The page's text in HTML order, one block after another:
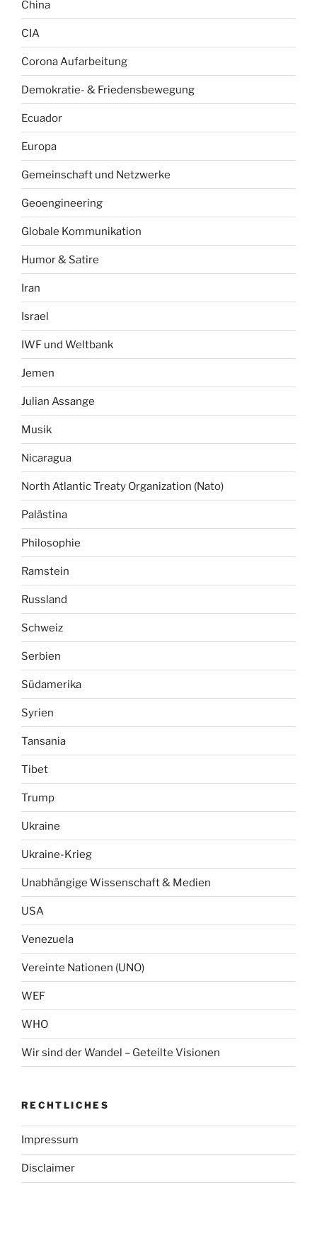
China
CIA
Corona Aufarbeitung
Demokratie- & Friedensbewegung
Ecuador
Europa
Gemeinschaft und Netzwerke
Geoengineering
Globale Kommunikation
Humor & Satire
Iran
Israel
IWF und Weltbank
Jemen
Julian Assange
Musik
Nicaragua
North Atlantic Treaty Organization (Nato)
Palästina
Philosophie
Ramstein
Russland
Schweiz
Serbien
Südamerika
Syrien
Tansania
Tibet
Trump
Ukraine
Ukraine-Krieg
Unabhängige Wissenschaft & Medien
USA
Venezuela
Vereinte Nationen (UNO)
WEF
WHO
Wir sind der Wandel – Geteilte Visionen
RECHTLICHES
Impressum
Disclaimer